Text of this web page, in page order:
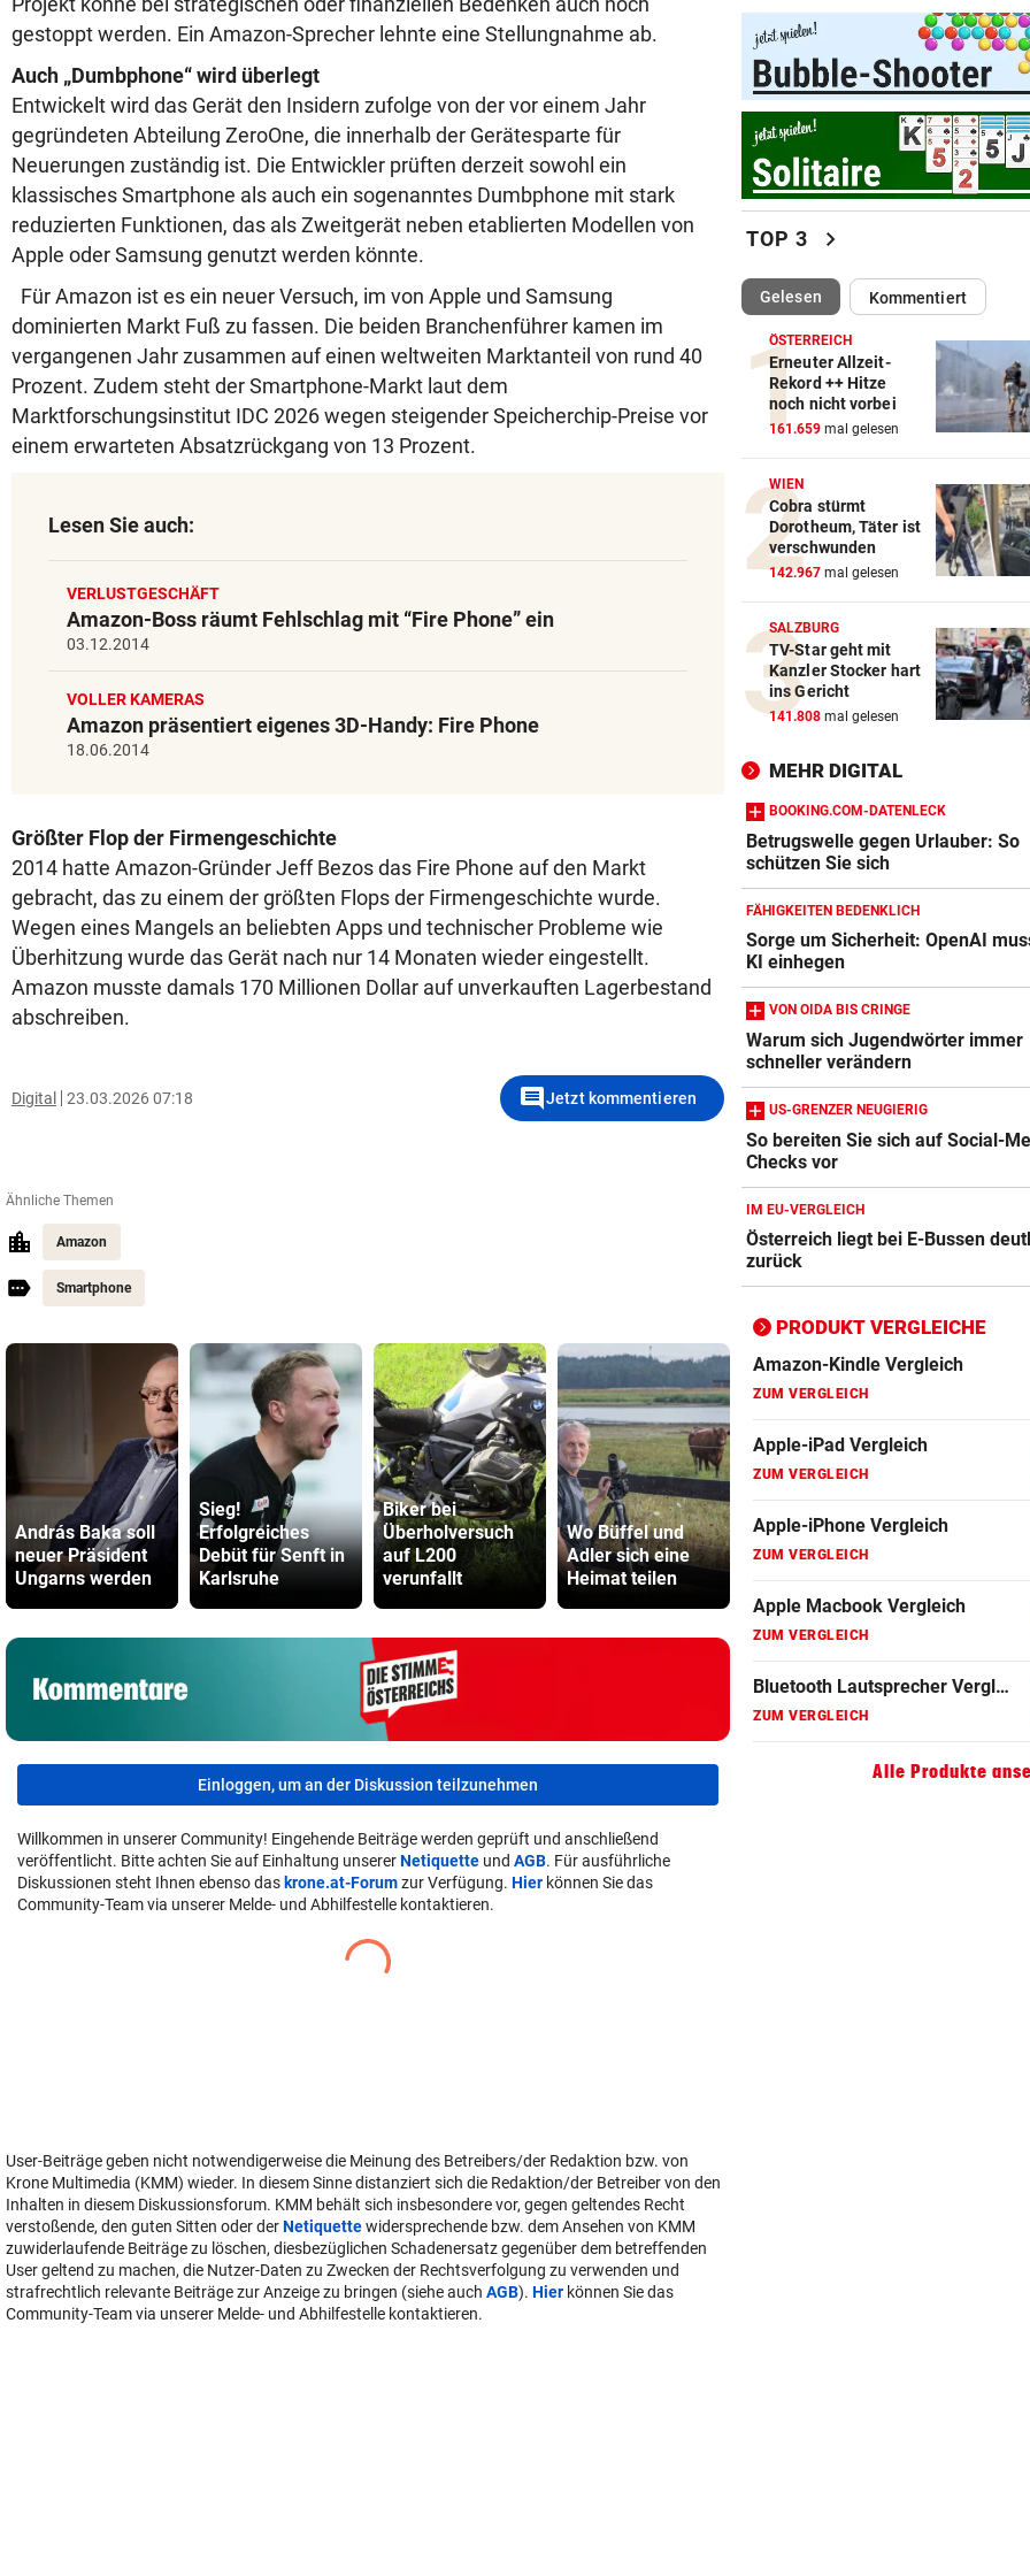
gestoppt werden. Ein Amazon-Sprecher lehnte eine Stellungnahme ab.
Auch „Dumbphone“ wird überlegt
Entwickelt wird das Gerät den Insidern zufolge von der vor einem Jahr
gegründeten Abteilung ZeroOne, die innerhalb der Gerätesparte für
Neuerungen zuständig ist. Die Entwickler prüften derzeit sowohl ein
klassisches Smartphone als auch ein sogenanntes Dumbphone mit stark
reduzierten Funktionen, das als Zweitgerät neben etablierten Modellen von
Apple oder Samsung genutzt werden könnte.
Für Amazon ist es ein neuer Versuch, im von Apple und Samsung
dominierten Markt Fuß zu fassen. Die beiden Branchenführer kamen im
vergangenen Jahr zusammen auf einen weltweiten Marktanteil von rund 40
Prozent. Zudem steht der Smartphone-Markt laut dem
Marktforschungsinstitut IDC 2026 wegen steigender Speicherchip-Preise vor
einem erwarteten Absatzrückgang von 13 Prozent.
Lesen Sie auch:
VERLUSTGESCHÄFT
Amazon-Boss räumt Fehlschlag mit “Fire Phone” ein
03.12.2014
VOLLER KAMERAS
Amazon präsentiert eigenes 3D-Handy: Fire Phone
18.06.2014
Größter Flop der Firmengeschichte
2014 hatte Amazon-Gründer Jeff Bezos das Fire Phone auf den Markt
gebracht, das zu einem der größten Flops der Firmengeschichte wurde.
Wegen eines Mangels an beliebten Apps und technischer Probleme wie
Überhitzung wurde das Gerät nach nur 14 Monaten wieder eingestellt.
Amazon musste damals 170 Millionen Dollar auf unverkauften Lagerbestand
abschreiben.
Digital 23.03.2026 07:18 commentJetzt kommentieren
Ähnliche Themen
Amazon
Smartphone
András Baka soll
neuer Präsident
Ungarns werden
Sieg!
Erfolgreiches
Debüt für Senft in
Karlsruhe
Biker bei
Überholversuch
auf L200
verunfallt
Wo Büffel und
Adler sich eine
Heimat teilen
Tiroler (71)
kleines Vermögen
ab
Grapsch-
gegen
Polizisten
Einloggen, um an der Diskussion teilzunehmen
Willkommen in unserer Community! Eingehende Beiträge werden geprüft und anschließend
veröffentlicht. Bitte achten Sie auf Einhaltung unsererNetiquette und AGB. Für ausführliche
Diskussionen steht Ihnen ebenso das krone.at-Forumzur Verfügung. Hier können Sie das
Community-Team via unserer Melde- und Abhilfestelle kontaktieren.
User-Beiträge geben nicht notwendigerweise die Meinung des Betreibers/der Redaktion bzw. von
Krone Multimedia (KMM) wieder. In diesem Sinne distanziert sich die Redaktion/der Betreiber von den
Inhalten in diesem Diskussionsforum. KMM behält sich insbesondere vor, gegen geltendes Recht
verstoßende, den guten Sitten oder derNetiquettewidersprechende bzw. dem Ansehen von KMM
zuwiderlaufende Beiträge zu löschen, diesbezüglichen Schadenersatz gegenüber dem betreffenden
User geltend zu machen, die Nutzer-Daten zu Zwecken der Rechtsverfolgung zu verwenden und
strafrechtlich relevante Beiträge zur Anzeige zu bringen (siehe auch AGB). Hier können Sie das
Community-Team via unserer Melde- und Abhilfestelle kontaktieren.
Vom „Juniorpartner“ zum
Liga-Rivalen
BOOKING.COM-DATENLECK vor
Betrugswelle gegen
schützen Sie sich
ÜBERGRIFF BEI FEIER vor
Grapsch-Vorwürfe gegen
WIRRES POSTING
Britney Spears: „Ich habe
Mama versagt“
WEITER KEINE ERHOLUNG vor
Im Osten: Kommende
unter 30 Grad
FEUERWEHR GEFORDERT vor
In nur acht Stunden fuhren
Autos in Baugruben
AFLE TOP-SPIEL: vor
LIVE: Vienna Vikings treffen
Wroclav Panthers
180.000 Euro Steuergeld für
TOP 3 chevron_right
Gelesen(ausgewählt)Kommentiert
ÖSTERREICH
Erneuter Allzeit-
Rekord ++ Hitze
noch nicht vorbei
161.659 mal gelesen
WIEN
Cobra stürmt
Dorotheum, Täter ist
verschwunden
142.967 mal gelesen
SALZBURG
TV-Star geht mit
Kanzler Stocker hart
ins Gericht
141.808 mal gelesen
MEHR DIGITAL
BOOKING.COM-DATENLECK
Betrugswelle gegen Urlauber: So
schützen Sie sich
FÄHIGKEITEN BEDENKLICH
Sorge um Sicherheit: OpenAI
KI einhegen
VON OIDA BIS CRINGE
Warum sich Jugendwörter immer
schneller verändern
US-GRENZER NEUGIERIG
So bereiten Sie sich auf Social-
Checks vor
IM EU-VERGLEICH
Österreich liegt bei E-Bussen
zurück
PRODUKT VERGLEICHE
Amazon-Kindle Vergleich
Apple-iPad Vergleich
Apple-iPhone Vergleich
ZUM VERGLEICH
Apple Macbook Vergleich
ZUM VERGLEICH
Bluetooth Lautsprecher Vergleich
ZUM VERGLEICH
DSL Speedtest
ZUM VERGLEICH
Fernseher Vergleich
ZUM VERGLEICH
Fritz Repeater Vergleich
ZUM VERGLEICH
Gaming Laptop Vergleich
ZUM VERGLEICH
Grafikkarten Vergleich
ZUM VERGLEICH
Alle Produkte